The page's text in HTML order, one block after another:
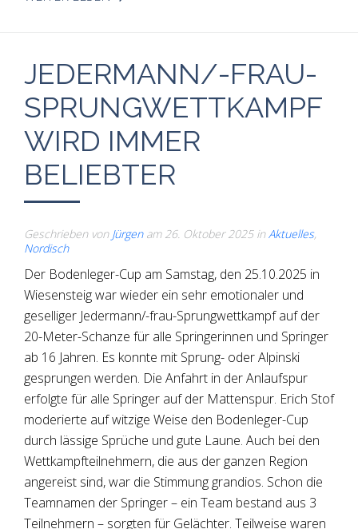
JEDERMANN/-FRAU-
SPRUNGWETTKAMPF
WIRD IMMER
BELIEBTER
Geschrieben von Jürgenam 26. Oktober 2025inAktuelles,
Nordisch
Der Bodenleger-Cup am Samstag, den 25.10.2025 in
Wiesensteig war wieder ein sehr emotionaler und
geselliger Jedermann/-frau-Sprungwettkampf auf der
20-Meter-Schanze für alle Springerinnen und Springer
ab 16 Jahren. Es konnte mit Sprung- oder Alpinski
gesprungen werden. Die Anfahrt in der Anlaufspur
erfolgte für alle Springer auf der Mattenspur. Erich Stof
moderierte auf witzige Weise den Bodenleger-Cup
durch lässige Sprüche und gute Laune. Auch bei den
Wettkampfteilnehmern, die aus der ganzen Region
angereist sind, war die Stimmung grandios. Schon die
Teamnamen der Springer – ein Team bestand aus 3
Teilnehmern – sorgten für Gelächter. Teilweise waren